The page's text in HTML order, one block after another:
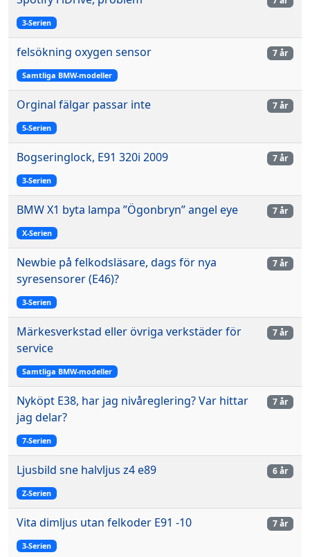
3-Serien
felsökning oxygen sensor
Samtliga BMW-modeller
7 år
Orginal fälgar passar inte
5-Serien
7 år
Bogseringlock, E91 320i 2009
3-Serien
7 år
BMW X1 byta lampa ”Ögonbryn” angel eye
X-Serien
7 år
Newbie på felkodsläsare, dags för nya
syresensorer (E46)?
3-Serien
7 år
Märkesverkstad eller övriga verkstäder för
service
Samtliga BMW-modeller
7 år
Nyköpt E38, har jag nivåreglering? Var hittar
jag delar?
7-Serien
7 år
Ljusbild sne halvljus z4 e89
Z-Serien
6 år
Vita dimljus utan felkoder E91 -10
3-Serien
7 år